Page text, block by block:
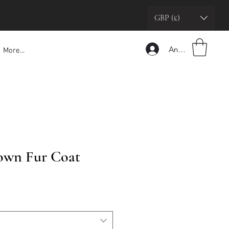
GBP (£)
More... Anmelden
Fur Coat